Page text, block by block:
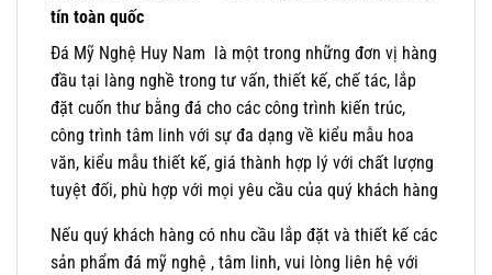
tín toàn quốc
Đá Mỹ Nghệ Huy Nam là một trong những đơn vị hàng
đầu tại làng nghề trong tư vấn, thiết kế, chế tác, lắp
đặt cuốn thư bằng đá cho các công trình kiến trúc,
công trình tâm linh với sự đa dạng về kiểu mẫu hoa
văn, kiểu mẫu thiết kế, giá thành hợp lý với chất lượng
tuyệt đối, phù hợp với mọi yêu cầu của quý khách hàng
Nếu quý khách hàng có nhu cầu lắp đặt và thiết kế các
sản phẩm đá mỹ nghệ , tâm linh, vui lòng liên hệ với